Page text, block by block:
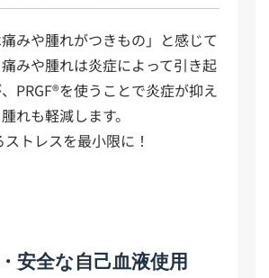
痛みや腫れがつきもの」と感じて
みや腫れは炎症によって引き起
PRGF®を使うことで炎症が抑え
れも軽減します。
トレスを最小限に！
安全な自己血液使用